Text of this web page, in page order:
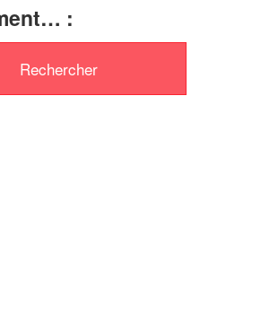
:
Vous êtes un